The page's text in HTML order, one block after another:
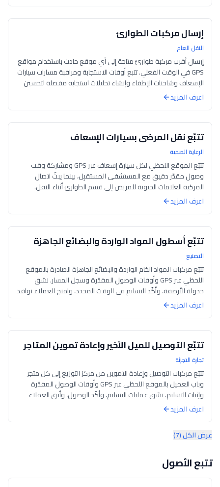
إرسال مركبات الطوارئ
النقل العام
إرسال أقرب مركبة طوارئ متاحة إلى أي موقع حادث باستخدام مواقع
GPS في الوقت الفعلي. تتبع أوقات الاستجابة ومراقبة مسارات سيارات
الإسعاف وشاحنات الإطفاء وإنشاء تحليلات استجابة مفصلة لتحسين
الخدمة.
اعرف المزيد
تتبّع نقل المرضى بسيارات الإسعاف
الرعاية الصحية
تتبّع الموقع اللحظي لكل سيارة إسعاف عبر GPS ومشاركة وقت
وصول مقدّر دقيق مع المستشفى المستقبِل، بينما يبثّ اتصال
المركبة العلامات الحيوية للمريض إلى قسم الطوارئ أثناء النقل.
يستعدّ الفريق المستقبِل قبل...
اعرف المزيد
تتبّع أسطول المواد الواردة والبضائع الجاهزة
التصنيع
تتبّع مركبات المواد الخام الواردة والبضائع الجاهزة الصادرة بالموقع
اللحظي عبر GPS وأوقات الوصول المقدّرة وسجل المسار. نسّق
جدولة الأرصفة، وأكّد التسليم في الوقت المحدد، وامنح العملاء نوافذ
وصول دقيقة.
اعرف المزيد
تتبّع التوصيل للميل الأخير وإعادة تموين المتاجر
تجارة التجزئة
تتبّع مركبات التوصيل وإعادة التموين من مركز التوزيع إلى كل متجر
وباب العميل بالموقع اللحظي عبر GPS وأوقات الوصول المقدّرة
وإثبات التسليم. نسّق عمليات التسليم، وأكّد الوصول، وأبقِ العملاء
على اطّلاع بن...
اعرف المزيد
عرض الكل (7)
تتبع الأصول